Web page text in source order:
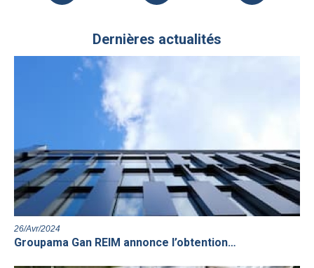
Dernières actualités
26/Avr/2024
Groupama Gan REIM annonce l’obtention…